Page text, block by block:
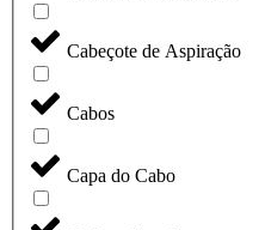
Cabeçote de Aspiração
Cabos
Capa do Cabo